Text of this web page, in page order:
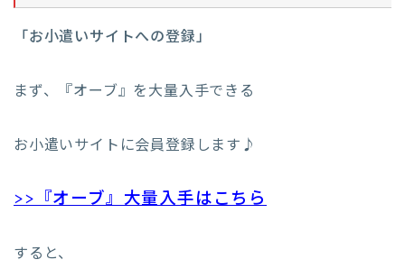
「お小遣いサイトへの登録」
まず、『オーブ』を大量入手できる
お小遣いサイトに会員登録します♪
>>『オーブ』大量入手はこちら
すると、